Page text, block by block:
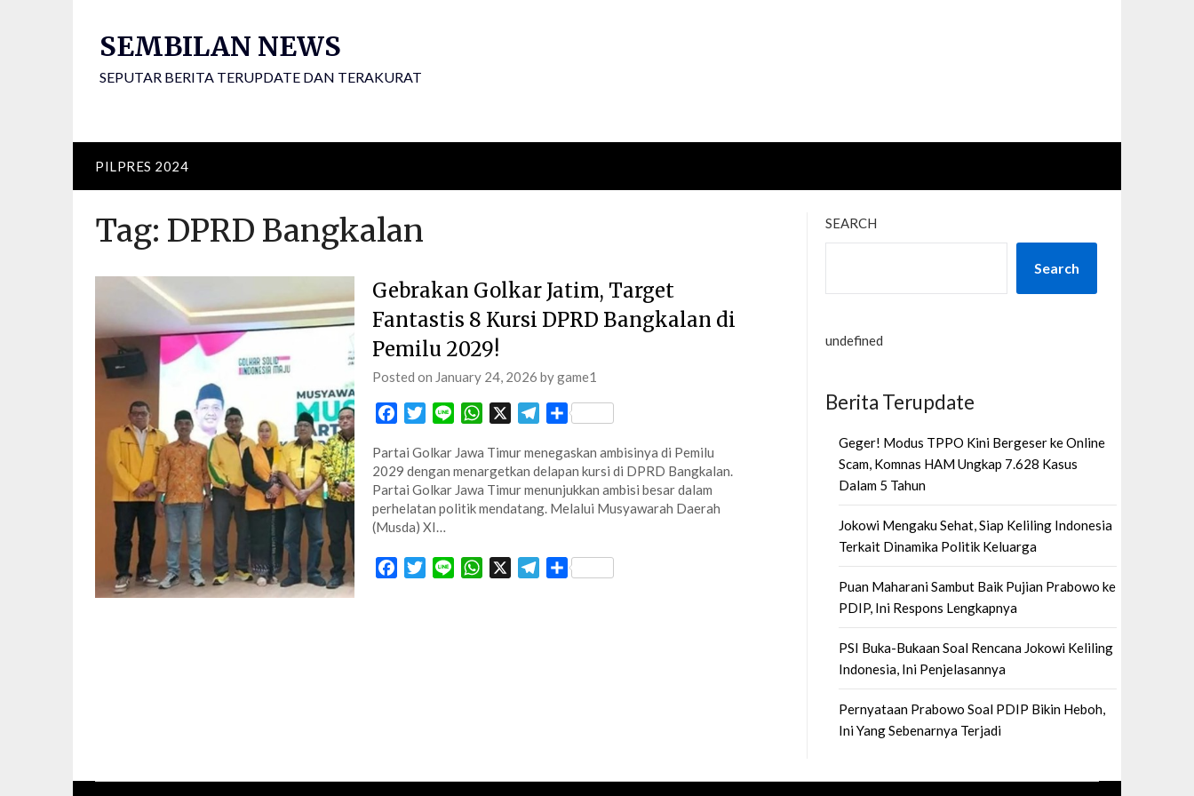
SEMBILAN NEWS
SEPUTAR BERITA TERUPDATE DAN TERAKURAT
PILPRES 2024
Tag: DPRD Bangkalan
Gebrakan Golkar Jatim, Target
Fantastis 8 Kursi DPRD Bangkalan di
Pemilu 2029!
Posted on January 24, 2026 bygame1
FacebookTwitterLine WhatsApp Telegram
Share
Partai Golkar Jawa Timur menegaskan ambisinya di Pemilu
2029 dengan menargetkan delapan kursi di DPRD Bangkalan.
Partai Golkar Jawa Timur menunjukkan ambisi besar dalam
perhelatan politik mendatang. Melalui Musyawarah Daerah
(Musda) XI…
FacebookTwitterLine WhatsApp Telegram
Share
SEARCH
Search
undefined
Berita Terupdate
Geger! Modus TPPO Kini Bergeser ke Online
Scam, Komnas HAM Ungkap 7.628 Kasus
Dalam 5 Tahun
Jokowi Mengaku Sehat, Siap Keliling Indonesia
Terkait Dinamika Politik Keluarga
Puan Maharani Sambut Baik Pujian Prabowo ke
PDIP, Ini Respons Lengkapnya
PSI Buka-Bukaan Soal Rencana Jokowi Keliling
Indonesia, Ini Penjelasannya
Pernyataan Prabowo Soal PDIP Bikin Heboh,
Ini Yang Sebenarnya Terjadi